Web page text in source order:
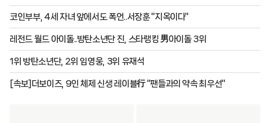
코인부부, 4세 자녀 앞에서도 폭언..서장훈 "지옥이다"
레전드 월드 아이돌..방탄소년단 진, 스타랭킹 男아이돌 3위
1위 방탄소년단, 2위 임영웅, 3위 유재석
[속보]더보이즈, 9인 체제 신생 레이블行 "팬들과의 약속 최우선"